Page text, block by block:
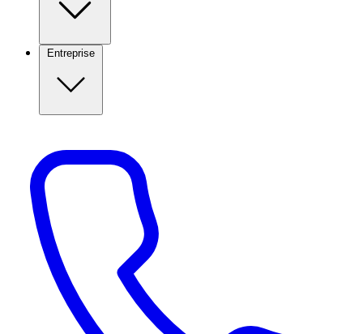
Entreprise